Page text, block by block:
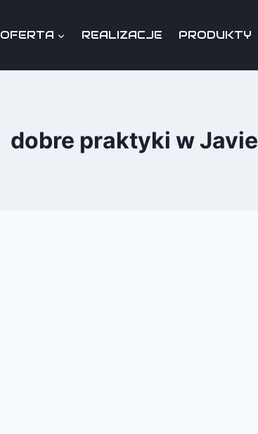
OFERTA REALIZACJE PRODUKTY
dobre praktyki w Javie